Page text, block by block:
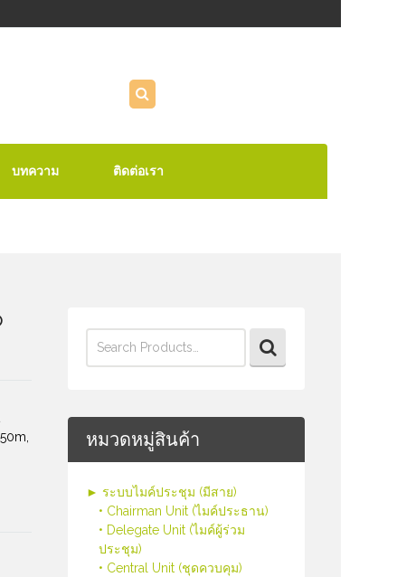
บทความ ติดต่อเรา
for:
หมวดหมู่สินค้า
► ระบบไมค์ประชุม (มีสาย)
• Chairman Unit (ไมค์ประธาน)
• Delegate Unit (ไมค์ผู้ร่วม
ประชุม)
• Central Unit (ชุดควบคุม)